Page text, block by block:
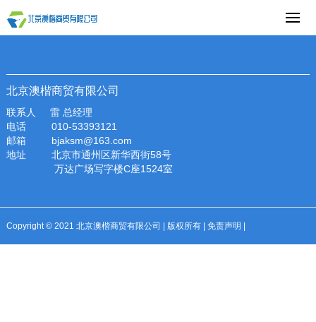
北京澳楷商贸有限公司
联系人 雷 总经理
电话 010-53393121
邮箱 bjaksm@163.com
地址 北京市通州区新华西街58号
万达广场写字楼C座1524室
Copyright © 2021 北京澳楷商贸有限公司 | 版权所有 | 免责声明 |